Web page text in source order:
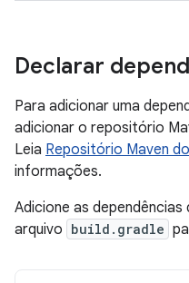
Declarar
Para adicionar uma
adicionar o repositório
Leia Repositório Maven
informações.
Adicione as
arquivo build.gradle